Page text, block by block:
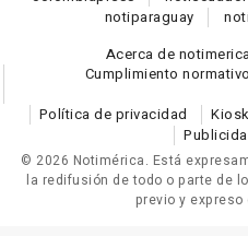
notiparaguay
Acerca de
Cumplimiento normativo
Política de privacidad
© 2026 Notimérica. Está
la redifusión de todo o parte de
previo y